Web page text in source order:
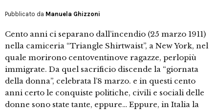
Pubblicato da Manuela Ghizzoni
Cento anni ci separano dall’incendio (25 marzo 1911)
nella camiceria “Triangle Shirtwaist”, a New York, nel
quale morirono centoventinove ragazze, perlopiù
immigrate. Da quel sacrificio discende la “giornata
della donna”, celebrata l’8 marzo. e in questi cento
anni certo le conquiste politiche, civili e sociali delle
donne sono state tante, eppure… Eppure, in Italia la